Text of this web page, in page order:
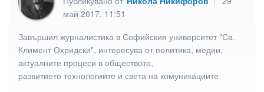
май 2017, 11:51
Завършил журналистика в Софийския университет "Св.
Климент Охридски", интересува от политика, медии,
актуалните процеси в обществото,
развитието технологиите и света на комуникациите